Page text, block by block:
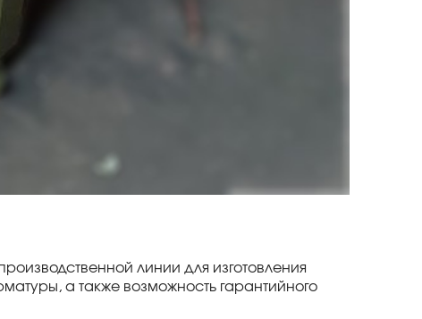
линии для изготовления
а также возможность гарантийного